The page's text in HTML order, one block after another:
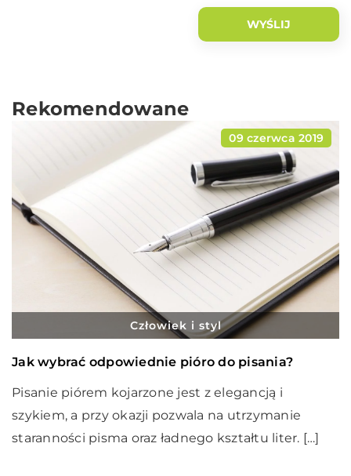
Rekomendowane
09 czerwca 2019
Człowiek i styl
Jak wybrać odpowiednie pióro do pisania?
Pisanie piórem kojarzone jest z elegancją i
szykiem, a przy okazji pozwala na utrzymanie
staranności pisma oraz ładnego kształtu liter. […]